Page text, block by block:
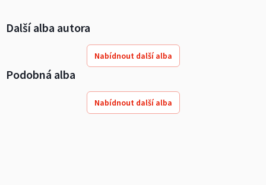
Další alba autora
Nabídnout další alba
Podobná alba
Nabídnout další alba